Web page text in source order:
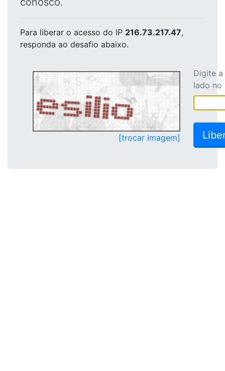
Para liberar o acesso do IP 216.73.217.47,
responda ao desafio abaixo.
[trocar imagem]
Digite
lado no